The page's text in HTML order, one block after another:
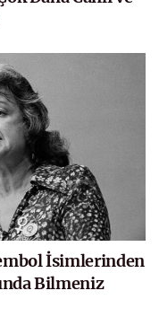
İsimlerinden
Bilmeniz